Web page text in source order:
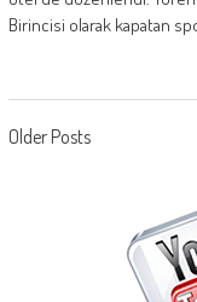
Birincisi olarak kapatan
Posts navigation
Older Posts